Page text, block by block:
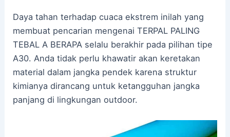
Daya tahan terhadap cuaca ekstrem inilah yang
membuat pencarian mengenai TERPAL PALING
TEBAL A BERAPA selalu berakhir pada pilihan tipe
A30. Anda tidak perlu khawatir akan keretakan
material dalam jangka pendek karena struktur
kimianya dirancang untuk ketangguhan jangka
panjang di lingkungan outdoor.